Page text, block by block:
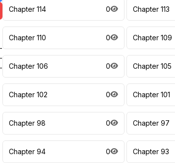
-
-
-
Chapter 114 0 Chapter 113
Chapter 110 0 Chapter 109
Chapter 106 0 Chapter 105
Chapter 102 0 Chapter 101
Chapter 98 0 Chapter 97
Chapter 94 0 Chapter 93